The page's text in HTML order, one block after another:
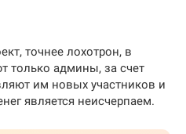
точнее лохотрон, в
только админы, за счет
им новых участников и
является неисчерпаем.